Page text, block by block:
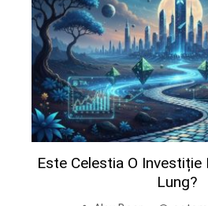
Este Celestia O Investiție
Lung?